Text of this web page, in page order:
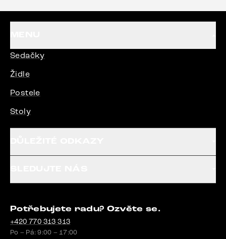
Sedačky
Židle
Postele
Stoly
Potřebujete radu? Ozvěte se.
+420 770 313 313
Po – Pá: 9:00 – 17:00